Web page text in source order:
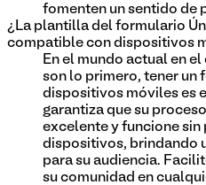
fomenten un sentido de
¿La plantilla del formulario
compatible con dispositivos
En el mundo actual en
son lo primero, tener
dispositivos móviles es
garantiza que su
excelente y funcione
dispositivos, brindando
para su audiencia.
su comunidad en